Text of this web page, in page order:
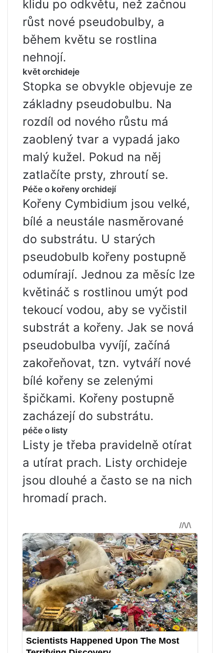
klidu po odkvětu, než začnou
růst nové pseudobulby, a
během květu se rostlina
nehnojí.
květ orchideje
Stopka se obvykle objevuje ze
základny pseudobulbu. Na
rozdíl od nového růstu má
zaoblený tvar a vypadá jako
malý kužel. Pokud na něj
zatlačíte prsty, zhroutí se.
Péče o kořeny orchidejí
Kořeny Cymbidium jsou velké,
bílé a neustále nasměrované
do substrátu. U starých
pseudobulb kořeny postupně
odumírají. Jednou za měsíc lze
květináč s rostlinou umýt pod
tekoucí vodou, aby se vyčistil
substrát a kořeny. Jak se nová
pseudobulba vyvíjí, začíná
zakořeňovat, tzn. vytváří nové
bílé kořeny se zelenými
špičkami. Kořeny postupně
zacházejí do substrátu.
péče o listy
Listy je třeba pravidelně otírat
a utírat prach. Listy orchideje
jsou dlouhé a často se na nich
hromadí prach.